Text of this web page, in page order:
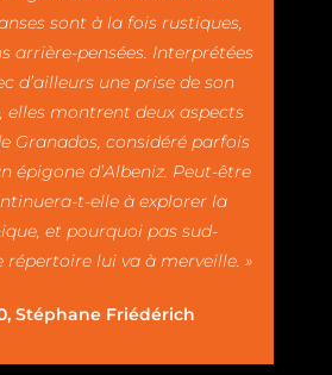
sont à la fois rustiques,
arrière-pensées. Interprétées
d’ailleurs une prise de son
elles montrent deux aspects
Granados, considéré parfois
épigone d’Albeniz. Peut-être
t-elle à explorer la
et pourquoi pas sud-
répertoire lui va à merveille. »
Stéphane Friédérich